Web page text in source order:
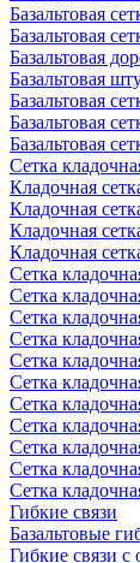
Базальтовая
Базальтовая
Базальтовая
Базальтовая
Базальтовая
Базальтовая
Базальтовая
Сетка
Кладочная
Кладочная
Кладочная
Кладочная
Сетка
Сетка
Сетка
Сетка
Сетка
Сетка
Сетка
Сетка
Сетка
Сетка
Сетка
Гибкие связи
Базальтовые
Гибкие связи